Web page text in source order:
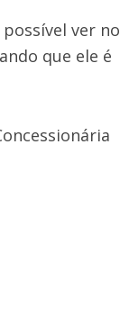
ver no
que ele é